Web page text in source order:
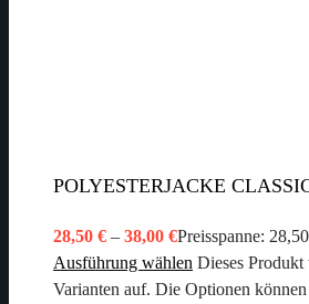
POLYESTERJACKE
28,50 € – 38,00 €Preisspanne:
Ausführung wählen Dieses Produkt
Varianten auf. Die Optionen